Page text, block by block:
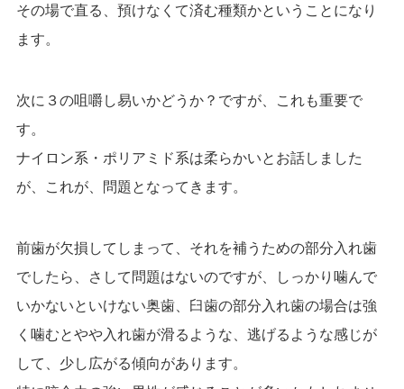
その場で直る、預けなくて済む種類かということになり
ます。
次に３の咀嚼し易いかどうか？ですが、これも重要で
す。
ナイロン系・ポリアミド系は柔らかいとお話しました
が、これが、問題となってきます。
前歯が欠損してしまって、それを補うための部分入れ歯
でしたら、さして問題はないのですが、
しっかり噛んで
いかないといけない奥歯、臼歯の部分入れ歯の場合は強
く噛むとやや入れ歯が滑るような、逃げるような感じが
して、少し広がる傾向があります。